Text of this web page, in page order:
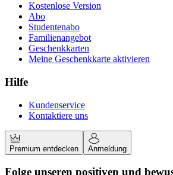
Kostenlose Version
Abo
Studentenabo
Familienangebot
Geschenkkarten
Meine Geschenkkarte aktivieren
Hilfe
Kundenservice
Kontaktiere uns
Premium entdecken Anmeldung
Folge unseren positiven und